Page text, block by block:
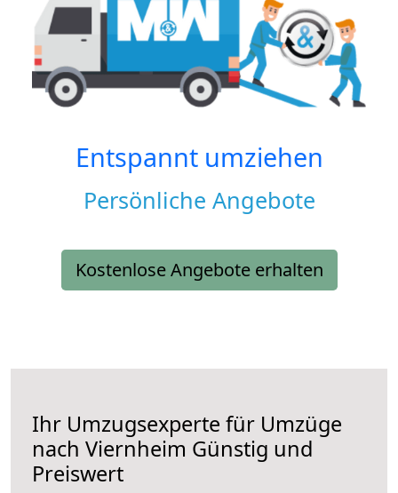
Entspannt umziehen
Persönliche Angebote
Kostenlose Angebote erhalten
Ihr Umzugsexperte für Umzüge
nach Viernheim Günstig und
Preiswert